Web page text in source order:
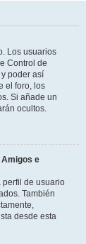
Los usuarios
Control de
poder así
el foro, los
Si añade un
ocultos.
e
perfil de usuario
También
desde esta